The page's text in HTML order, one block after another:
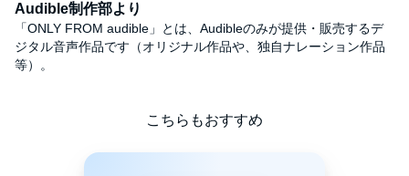
Audible制作部より
「ONLY FROM audible」とは、Audibleのみが提供・販売するデ
ジタル音声作品です（オリジナル作品や、独自ナレーション作品
等）。
こちらもおすすめ